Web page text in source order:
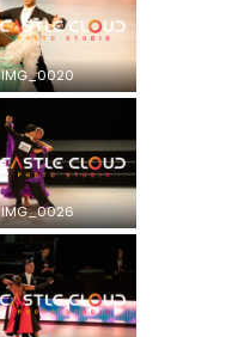
IMG_0020
IMG_0026